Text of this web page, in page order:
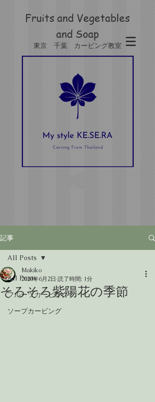
Fruits and Vegetables
andSoap
東京 千葉 カービング教室
記事
All Posts
フルーツカービング
ソープカービング
All Posts
そろそろ紫陽花の季節
Makiko
2020年6月2日 読了時間: 1分